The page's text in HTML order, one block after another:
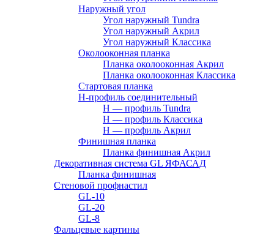
Наружный угол
Угол наружный Tundra
Угол наружный Акрил
Угол наружный Классика
Околооконная планка
Планка околооконная Акрил
Планка околооконная Классика
Стартовая планка
H-профиль соединительный
Н — профиль Tundra
H — профиль Классика
Н — профиль Акрил
Финишная планка
Планка финишная Акрил
Декоративная система GL ЯФАСАД
Планка финишная
Стеновой профнастил
GL-10
GL-20
GL-8
Фальцевые картины